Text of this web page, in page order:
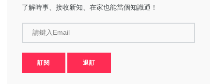
了解時事、接收新知、在家也能當個知識通！
請鍵入Email
訂閱 退訂